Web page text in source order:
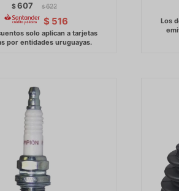
$607 $ 622
$ 516